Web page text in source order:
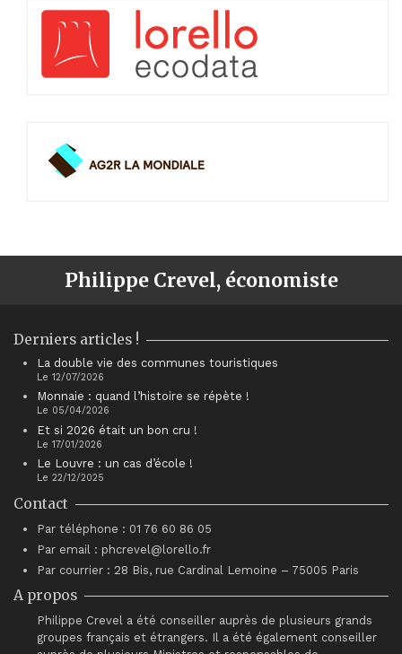
Philippe Crevel, économiste
Derniers articles !
La double vie des communes touristiques
Le 12/07/2026
Monnaie : quand l’histoire se répète !
Le 05/04/2026
Et si 2026 était un bon cru !
Le 17/01/2026
Le Louvre : un cas d’école !
Le 22/12/2025
Contact
Par téléphone : 01 76 60 86 05
Par email : phcrevel@lorello.fr
Par courrier : 28 Bis, rue Cardinal Lemoine – 75005 Paris
A propos
Philippe Crevel a été conseiller auprès de plusieurs grands
groupes français et étrangers. Il a été également conseiller